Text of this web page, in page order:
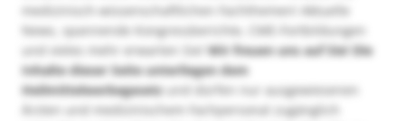
medizinisch-wissenschaftlichen Fachthemen! Aktuelle
News, spannende Kongressberichte, CME-Fortbildungen
und vieles mehr erwarten Sie!Wir freuen uns auf Sie! Die
Inhalte dieser Seite unterliegen dem
Heilmittelwerbegesetzund dürfen nur ausgewiesenen
Ärzten und medizinischem Fachpersonal zugänglich